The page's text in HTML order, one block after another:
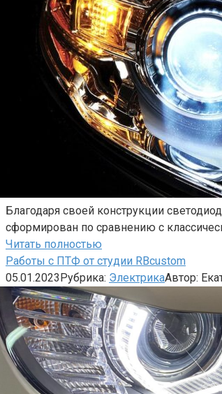
Благодаря своей конструкции
сформирован по сравнению с
Читать полностью
Работы с ПТФ от студии RBcustom
05.01.2023Рубрика: ЭлектрикаАвтор: